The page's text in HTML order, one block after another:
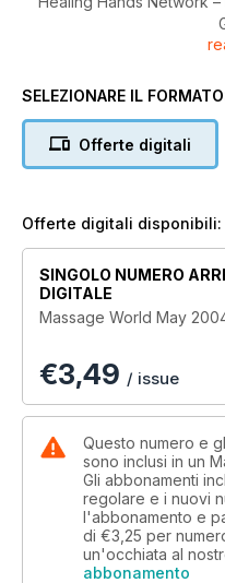
Pathology
After the
SELEZIONARE IL
Offerte digitali
Offerte digitali disponibili:
SINGOLO NUMERO
DIGITALE
Massage World May
€3,49 / issue
Questo numero e
sono inclusi in un
Gli abbonamenti
regolare e i nuovi
l'abbonamento e
di €3,25 per
un'occhiata al
abbonamento